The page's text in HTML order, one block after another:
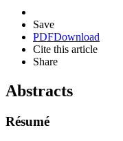
Save
PDFDownload
Cite this article
Share
Abstracts
Résumé